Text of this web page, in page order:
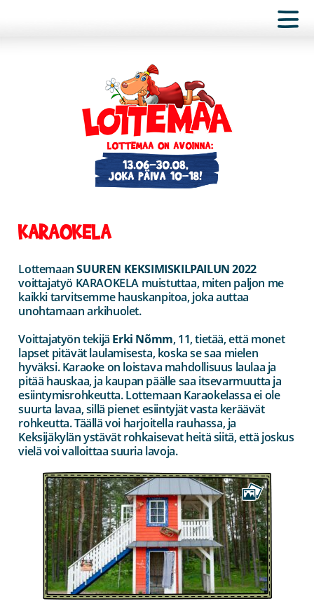
KARAOKELA
LottemaanSUUREN KEKSIMISKILPAILUN 2022
voittajatyö KARAOKELA muistuttaa, miten paljon me
kaikki tarvitsemme hauskanpitoa, joka auttaa
unohtamaan arkihuolet.
Voittajatyön tekijä Erki Nõmm, 11, tietää, että monet
lapset pitävät laulamisesta, koska se saa mielen
hyväksi. Karaoke on loistava mahdollisuus laulaa ja
pitää hauskaa, ja kaupan päälle saa itsevarmuutta ja
esiintymisrohkeutta. Lottemaan Karaokelassa ei ole
suurta lavaa, sillä pienet esiintyjät vasta keräävät
rohkeutta. Täällä voi harjoitella rauhassa, ja
Keksijäkylän ystävät rohkaisevat heitä siitä, että joskus
vielä voi valloittaa suuria lavoja.